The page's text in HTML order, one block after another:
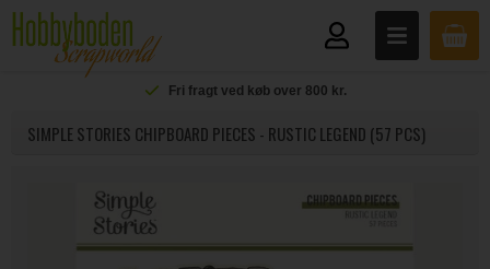
Fri fragt ved køb over 800 kr.
SIMPLE STORIES CHIPBOARD PIECES - RUSTIC LEGEND (57 PCS)